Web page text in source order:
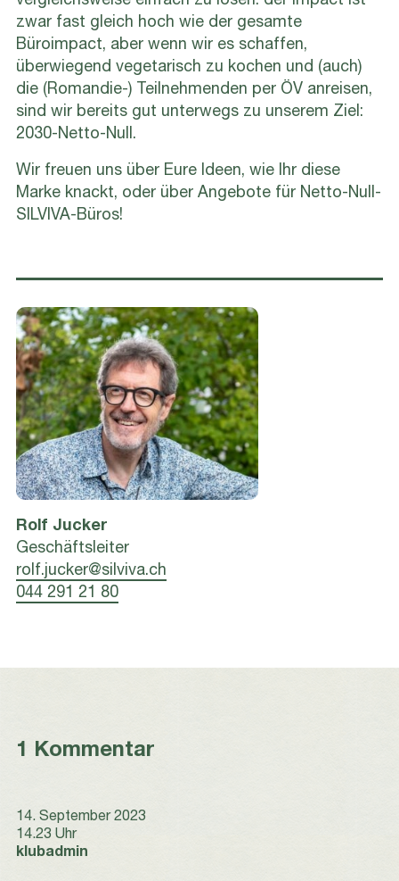
zwar fast gleich hoch wie der gesamte
Büroimpact, aber wenn wir es schaffen,
überwiegend vegetarisch zu kochen und (auch)
die (Romandie-) Teilnehmenden per ÖV anreisen,
sind wir bereits gut unterwegs zu unserem Ziel:
2030-Netto-Null.
Wir freuen uns über Eure Ideen, wie Ihr diese
Marke knackt, oder über Angebote für Netto-Null-
SILVIVA-Büros!
Rolf Jucker
Geschäftsleiter
rolf.jucker@silviva.ch
044 291 21 80
1 Kommentar
14. September 2023
14.23 Uhr
klubadmin